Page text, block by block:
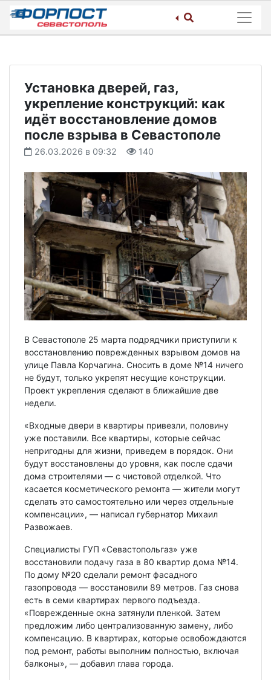
Skip
content
Установка дверей, газ,
укрепление конструкций: как
идёт восстановление домов
после взрыва в Севастополе
26.03.2026 в 09:32 140
В Севастополе 25 марта подрядчики приступили к
восстановлению поврежденных взрывом домов на
улице Павла Корчагина. Сносить в доме №14 ничего
не будут, только укрепят несущие конструкции.
Проект укрепления сделают в ближайшие две
недели.
«Входные двери в квартиры привезли, половину
уже поставили. Все квартиры, которые сейчас
непригодны для жизни, приведем в порядок. Они
будут восстановлены до уровня, как после сдачи
дома строителями — с чистовой отделкой. Что
касается косметического ремонта — жители могут
сделать это самостоятельно или через отдельные
компенсации», — написал губернатор Михаил
Развожаев.
Специалисты ГУП «Севастопольгаз» уже
восстановили подачу газа в 80 квартир дома №14.
По дому №20 сделали ремонт фасадного
газопровода — восстановили 89 метров. Газ снова
есть в семи квартирах первого подъезда.
«Поврежденные окна затянули пленкой. Затем
предложим либо централизованную замену, либо
компенсацию. В квартирах, которые освобождаются
под ремонт, работы выполним полностью, включая
балконы», — добавил глава города.